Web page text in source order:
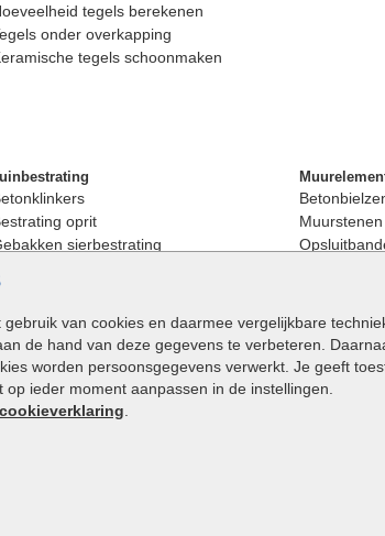
gebruik van cookies en daarmee vergelijkbare
de hand van deze gegevens te verbeteren.
worden persoonsgegevens verwerkt. Je geeft
ieder moment aanpassen in de instellingen.
tegels berekenen
onder overkapping
tegels schoonmaken
oprit
sierbestrating
bestrating
Straatklinkers
Trommelstenen
Muurstenen
Betonblokken
Stapelstenen
Extra